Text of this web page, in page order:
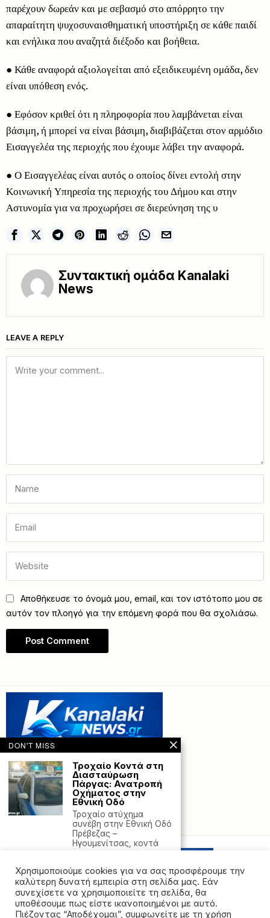
παρέχουν δωρεάν και με σεβασμό στο απόρρητο την
απαραίτητη ψυχοσυναισθηματική υποστήριξη σε κάθε παιδί
και ενήλικα που αναζητά διέξοδο και βοήθεια.
● Κάθε αναφορά αξιολογείται από εξειδικευμένη ομάδα, δεν
είναι υπόθεση ενός.
● Εφόσον κριθεί ότι η πληροφορία που λαμβάνεται είναι
βάσιμη, ή μπορεί να είναι βάσιμη, διαβιβάζεται στον αρμόδιο
Εισαγγελέα της περιοχής που έχουμε λάβει την αναφορά.
● Ο Εισαγγελέας είναι αυτός ο οποίος δίνει εντολή στην
Κοινωνική Υπηρεσία της περιοχής του Δήμου και στην
Αστυνομία για να προχωρήσει σε διερεύνηση της υ
Συντακτική ομάδα Kanalaki
News
LEAVE A REPLY
Αποθήκευσε το όνομά μου, email, και τον ιστότοπο μου σε
αυτόν τον πλοηγό για την επόμενη φορά που θα σχολιάσω.
by Hostville”)
Χρησιμοποιούμε cookies για να σας προσφέρουμε την
καλύτερη δυνατή εμπειρία στη σελίδα μας. Εάν
συνεχίσετε να χρησιμοποιείτε τη σελίδα, θα
υποθέσουμε πως είστε ικανοποιημένοι με αυτό.
Πιέζοντας “Αποδέχομαι”, συμφωνείτε με τη χρήση
DON'T MISS
Τροχαίο Κοντά στη
Διασταύρωση
Πάργας: Ανατροπή
Οχήματος στην
Εθνική Οδό
Τροχαίο ατύχημα
συνέβη στην Εθνική Οδό
Πρέβεζας –
Ηγουμενίτσας, κοντά
δίωξη για
ανθρωποκτονία από
πρόθεση σε ήρεμη
ψυχική κατάσταση
στον μητροκτόνο –